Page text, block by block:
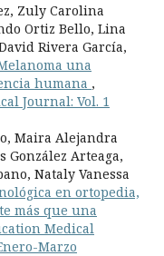
Zuly Carolina
Ortiz Bello, Lina
Rivera García,
una
humana ,
Journal: Vol. 1
Maira Alejandra
González Arteaga,
Nataly Vanessa
en ortopedia,
más que una
Medical
Marzo